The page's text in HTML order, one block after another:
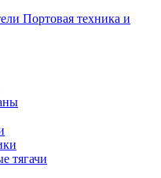
Портовая техника и
тягачи